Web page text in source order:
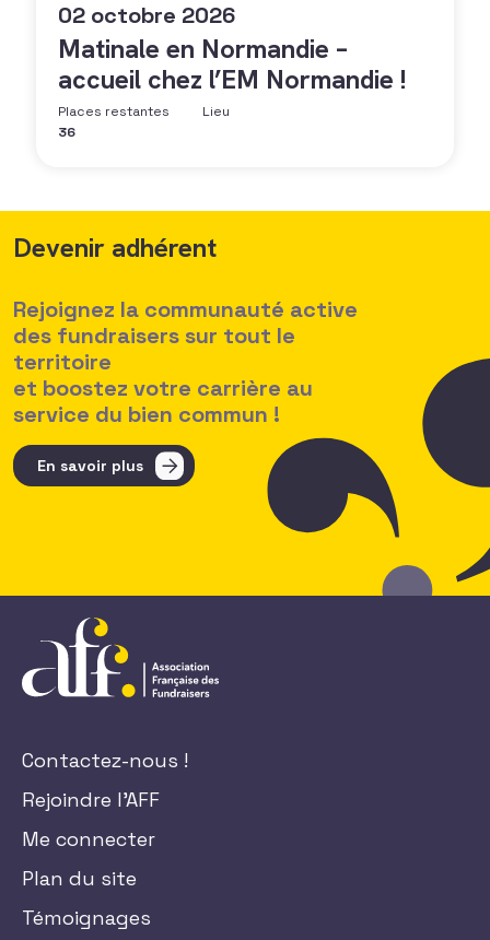
02 octobre 2026
Matinale en Normandie –
accueil chez l’EM Normandie !
Places restantes
36
Lieu
Devenir adhérent
Rejoignez la communauté active
des fundraisers sur tout le
territoire
et boostez votre carrière au
service du bien commun !
En savoir plus
Contactez-nous !
Rejoindre l'AFF
Me connecter
Plan du site
Témoignages